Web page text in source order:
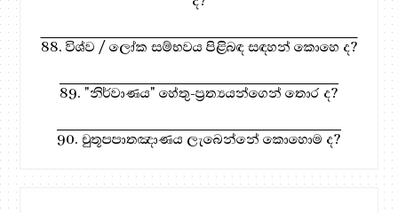
88. විශ්ව / ලෝක සම්භවය පිළිබඳ සඳහන් කොහෙ ද?
89. "නිර්වාණය" හේතු-ප්‍රත්‍යයන්ගෙන් තොර ද?
90. චුතූපපාතඤාණය ලැබෙන්නේ කොහොම ද?